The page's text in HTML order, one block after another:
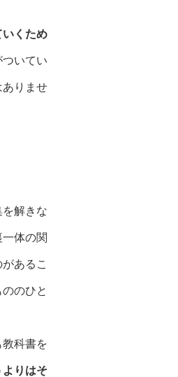
いくため
いてい
ありませ
解きな
体の関
あるこ
のひと
科書を
よりはそ